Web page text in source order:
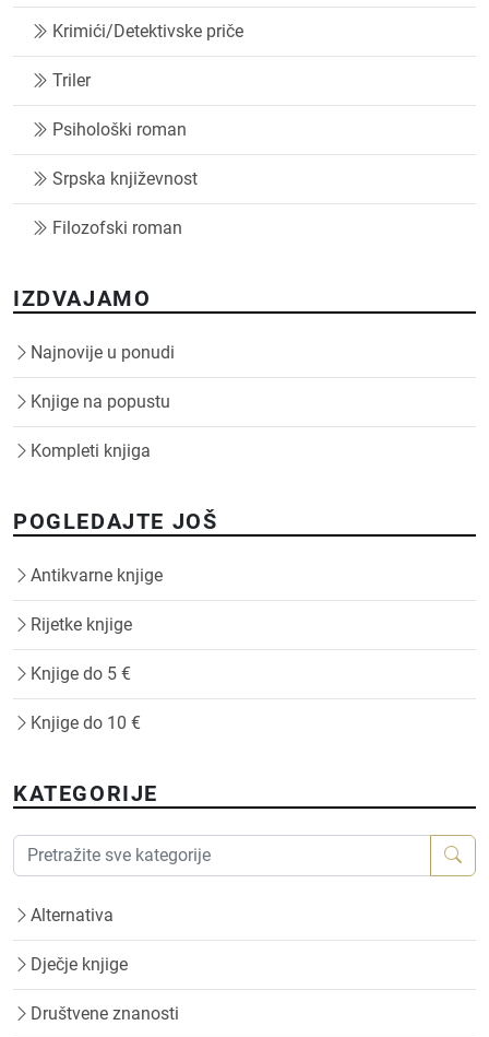
Krimići/Detektivske priče
Triler
Psihološki roman
Srpska književnost
Filozofski roman
IZDVAJAMO
Najnovije u ponudi
Knjige na popustu
Kompleti knjiga
POGLEDAJTE JOŠ
Antikvarne knjige
Rijetke knjige
Knjige do 5 €
Knjige do 10 €
KATEGORIJE
Alternativa
Dječje knjige
Društvene znanosti